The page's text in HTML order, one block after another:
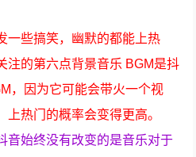
一些搞笑，幽默的都能上热
注的第六点背景音乐 BGM是抖
，因为它可能会带火一个视
热门的概率会变得更高。
音始终没有改变的是音乐对于